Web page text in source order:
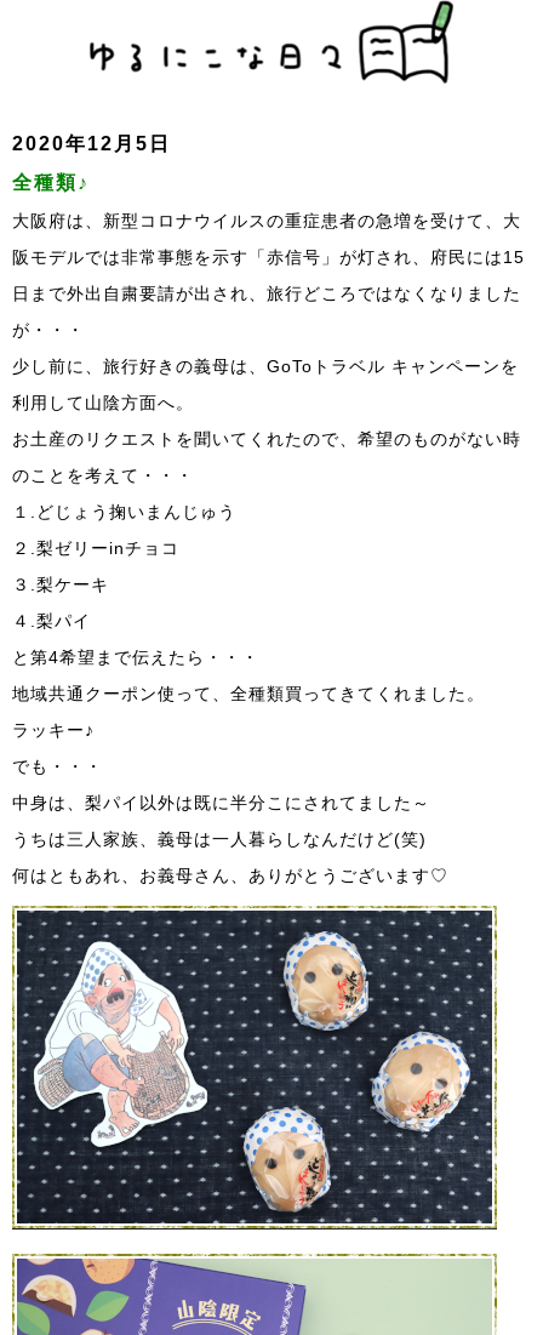
2020年12月5日
全種類♪
大阪府は、新型コロナウイルスの重症患者の急増を受けて、大
阪モデルでは非常事態を示す「赤信号」が灯され、府民には15
日まで外出自粛要請が出され、旅行どころではなくなりました
が・・・
少し前に、旅行好きの義母は、GoToトラベル キャンペーンを
利用して山陰方面へ。
お土産のリクエストを聞いてくれたので、希望のものがない時
のことを考えて・・・
１.どじょう掬いまんじゅう
２.梨ゼリーinチョコ
３.梨ケーキ
４.梨パイ
と第4希望まで伝えたら・・・
地域共通クーポン使って、全種類買ってきてくれました。
ラッキー♪
でも・・・
中身は、梨パイ以外は既に半分こにされてました～
うちは三人家族、義母は一人暮らしなんだけど(笑)
何はともあれ、お義母さん、ありがとうございます♡